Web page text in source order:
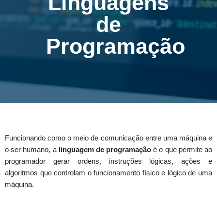
de
Programação
Funcionando como o meio de comunicação entre uma máquina e
o ser humano, a linguagem de programação é o que permite ao
programador gerar ordens, instruções lógicas, ações e
algoritmos que controlam o funcionamento físico e lógico de uma
máquina.